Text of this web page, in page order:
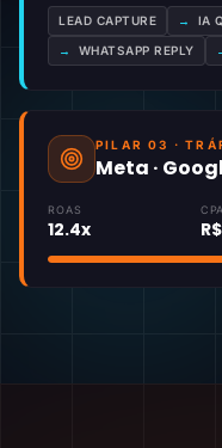
LEAD CAPTURE → IA
→ WHATSAPP REPLY
PILAR 03 ·
Meta ·
ROAS
12.4x
CPA